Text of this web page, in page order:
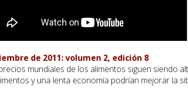
de 2011: volumen 2, edición 8
mundiales de los alimentos siguen siendo
y una lenta economía podrían mejorar la